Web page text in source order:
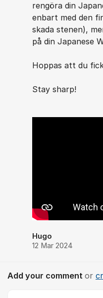
rengöra din
enbart med den
skada stenen),
på din Japanese
Hoppas att du
Stay sharp!
Hugo
12 Mar 2024
Add your comment or